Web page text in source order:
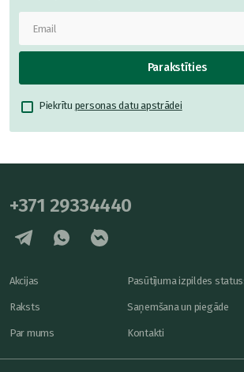
Parakstīties
Piekrītu personas datu apstrādei
+371 29334440
Akcijas
Raksts
Par mums
Pasūtījuma izpildes
Saņemšana un piegāde
Kontakti